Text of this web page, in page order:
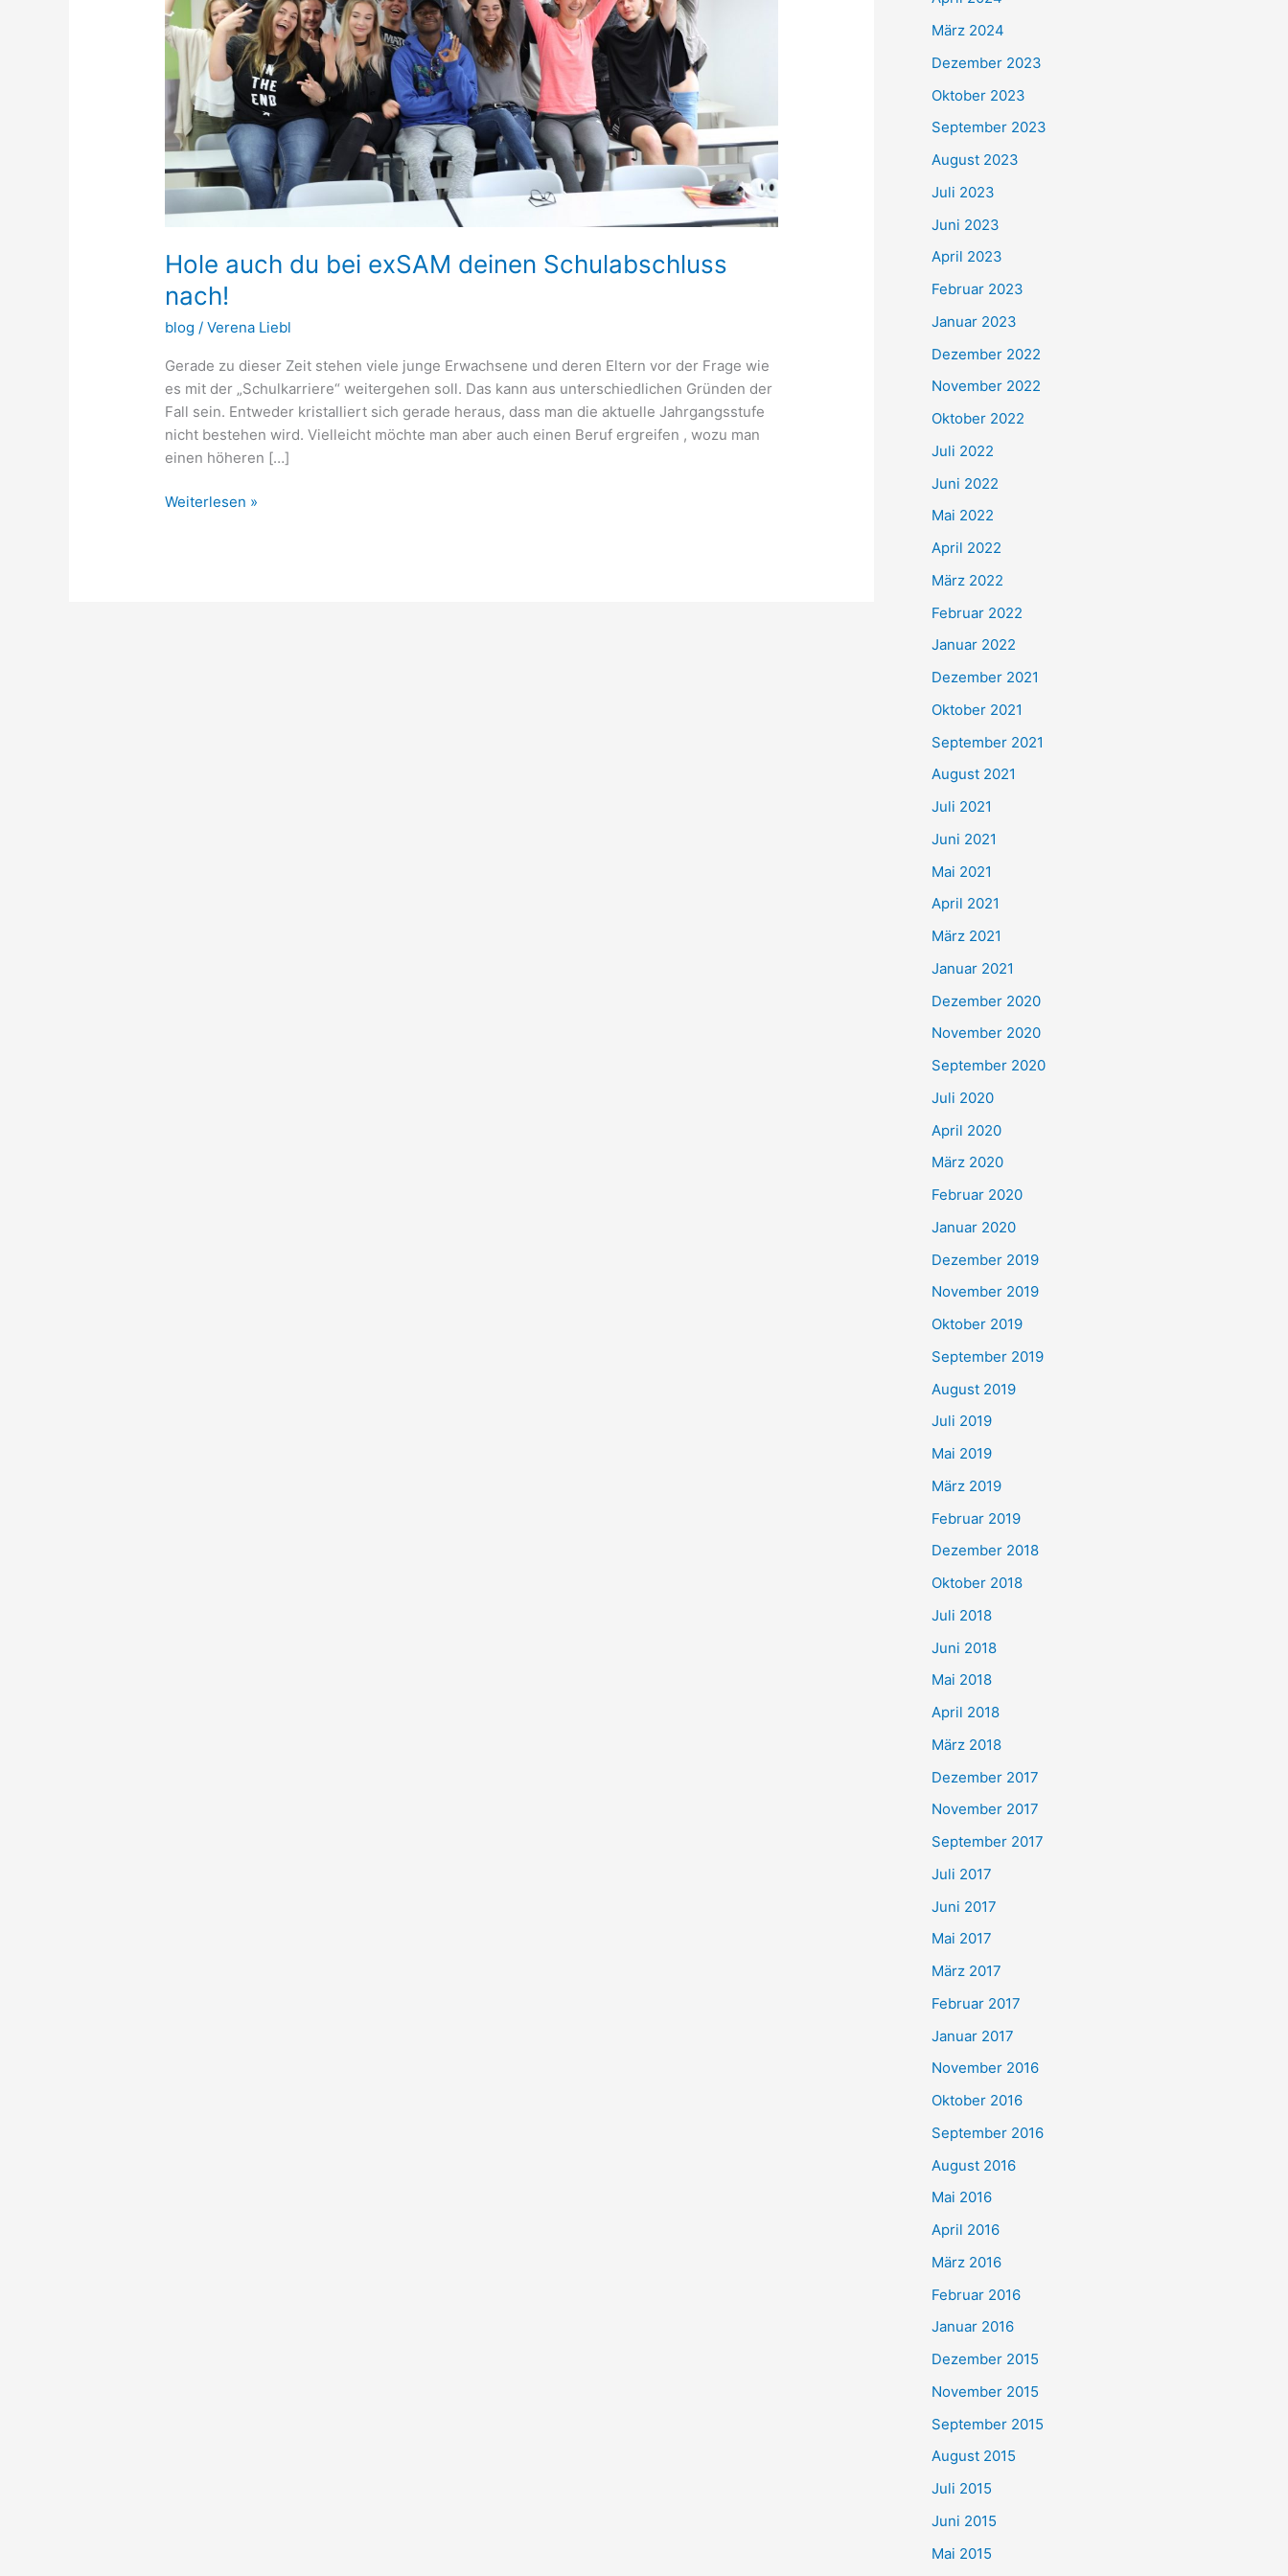
Hole auch du bei exSAM deinen Schulabschluss
nach!
blog /Verena Liebl
Gerade zu dieser Zeit stehen viele junge Erwachsene und deren Eltern vor der Frage wie
es mit der „Schulkarriere“ weitergehen soll. Das kann aus unterschiedlichen Gründen der
Fall sein. Entweder kristalliert sich gerade heraus, dass man die aktuelle Jahrgangsstufe
nicht bestehen wird. Vielleicht möchte man aber auch einen Beruf ergreifen , wozu man
einen höheren […]
Weiterlesen »
März 2024
Dezember 2023
Oktober 2023
September 2023
August 2023
Juli 2023
Juni 2023
April 2023
Februar 2023
Januar 2023
Dezember 2022
November 2022
Oktober 2022
Juli 2022
Juni 2022
Mai 2022
April 2022
März 2022
Februar 2022
Januar 2022
Dezember 2021
Oktober 2021
September 2021
August 2021
Juli 2021
Juni 2021
Mai 2021
April 2021
März 2021
Januar 2021
Dezember 2020
November 2020
September 2020
Juli 2020
April 2020
März 2020
Februar 2020
Januar 2020
Dezember 2019
November 2019
Oktober 2019
September 2019
August 2019
Juli 2019
Mai 2019
März 2019
Februar 2019
Dezember 2018
Oktober 2018
Juli 2018
Juni 2018
Mai 2018
April 2018
März 2018
Dezember 2017
November 2017
September 2017
Juli 2017
Juni 2017
Mai 2017
März 2017
Februar 2017
Januar 2017
November 2016
Oktober 2016
September 2016
August 2016
Mai 2016
April 2016
März 2016
Februar 2016
Januar 2016
Dezember 2015
November 2015
September 2015
August 2015
Juli 2015
Juni 2015
Mai 2015